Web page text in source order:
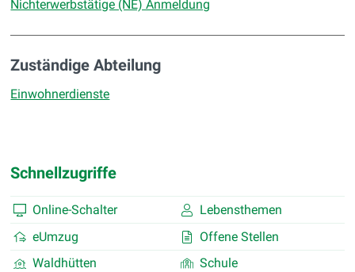
Nichterwerbstätige (NE) Anmeldung
Zuständige Abteilung
Einwohnerdienste
Schnellzugriffe
Online-Schalter
Lebensthemen
eUmzug
Offene Stellen
Waldhütten
Schule